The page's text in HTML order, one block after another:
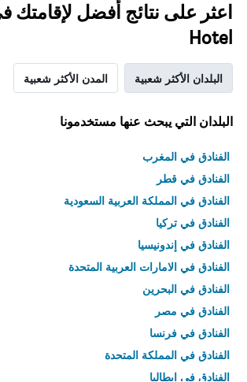
Hotel
البلدان الأكثر شعبية المدن الأكثر شعبية
البلدان التي يبحث عنها مستخدمونا
الفنادق في المغرب
الفنادق في قطر
الفنادق في المملكة العربية السعودية
الفنادق في تركيا
الفنادق في إندونيسيا
الفنادق في الامارات العربية المتحدة
الفنادق في البحرين
الفنادق في مصر
الفنادق في فرنسا
الفنادق في المملكة المتحدة
الفنادق في إيطاليا